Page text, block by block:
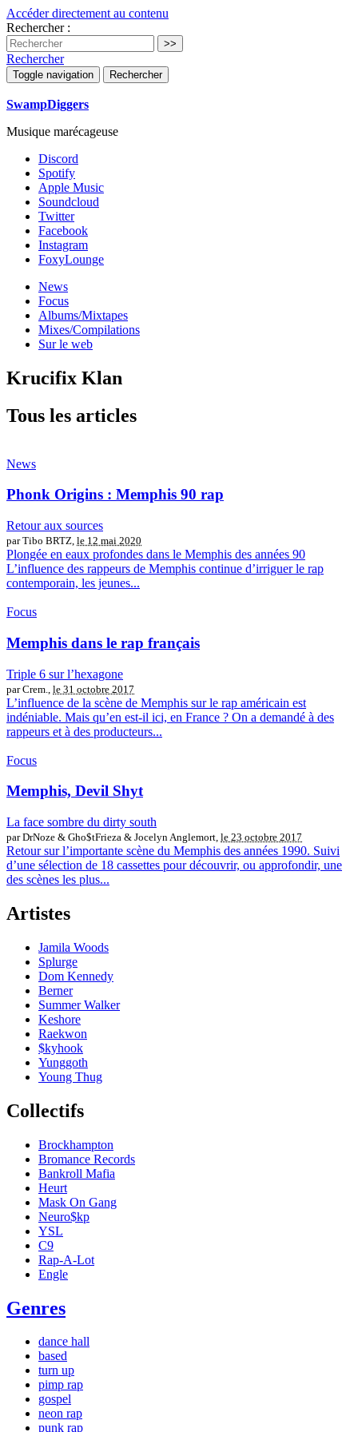
Accéder directement au contenu
Rechercher :
Rechercher
Toggle navigation Rechercher
SwampDiggers
Musique marécageuse
Discord
Spotify
Apple Music
Soundcloud
Twitter
Facebook
Instagram
FoxyLounge
News
Focus
Albums/Mixtapes
Mixes/Compilations
Sur le web
Krucifix Klan
Tous les articles
News
Phonk Origins : Memphis 90 rap
Retour aux sources
par Tibo BRTZ, le 12 mai 2020
Plongée en eaux profondes dans le Memphis des années 90
L’influence des rappeurs de Memphis continue d’irriguer le rap
contemporain, les jeunes...
Focus
Memphis dans le rap français
Triple 6 sur l’hexagone
par Crem., le 31 octobre 2017
L’influence de la scène de Memphis sur le rap américain est
indéniable. Mais qu’en est-il ici, en France ? On a demandé à des
rappeurs et à des producteurs...
Focus
Memphis, Devil Shyt
La face sombre du dirty south
par DrNoze & Gho$tFrieza & Jocelyn Anglemort, le 23 octobre 2017
Retour sur l’importante scène du Memphis des années 1990. Suivi
d’une sélection de 18 cassettes pour découvrir, ou approfondir, une
des scènes les plus...
Artistes
Jamila Woods
Splurge
Dom Kennedy
Berner
Summer Walker
Keshore
Raekwon
$kyhook
Yunggoth
Young Thug
Collectifs
Brockhampton
Bromance Records
Bankroll Mafia
Heurt
Mask On Gang
Neuro$kp
YSL
C9
Rap-A-Lot
Engle
Genres
dance hall
based
turn up
pimp rap
gospel
neon rap
punk rap